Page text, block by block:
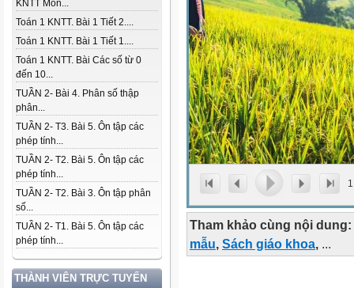
KNTT Môn...
Toán 1 KNTT. Bài 1 Tiết 2....
Toán 1 KNTT. Bài 1 Tiết 1....
Toán 1 KNTT. Bài Các số từ 0
đến 10...
TUẦN 2- Bài 4. Phân số thập
phân...
TUẦN 2- T3. Bài 5. Ôn tập các
phép tính...
TUẦN 2- T2. Bài 5. Ôn tập các
phép tính...
TUẦN 2- T2. Bài 3. Ôn tập phân
số...
TUẦN 2- T1. Bài 5. Ôn tập các
phép tính...
THÀNH VIÊN TRỰC TUYẾN
1
Tham khảo cùng nội dung:
mẫu, Sách giáo khoa, ...